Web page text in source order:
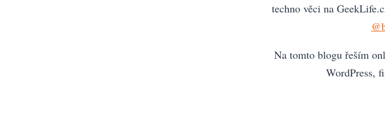
techno věci na
Na tomto blogu řeším
WordPress,